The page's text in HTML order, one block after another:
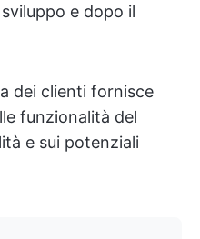
e dopo il
dei clienti fornisce
funzionalità del
e sui potenziali